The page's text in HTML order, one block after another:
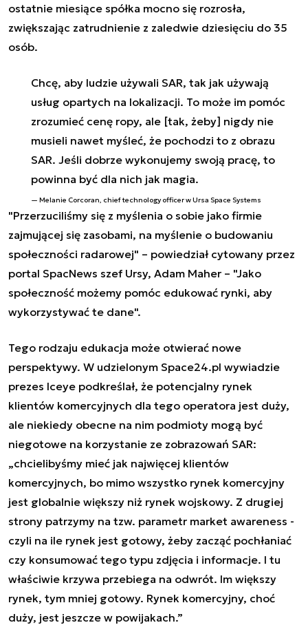
ostatnie miesiące spółka mocno się rozrosła,
zwiększając zatrudnienie z zaledwie dziesięciu do 35
osób.
Chcę, aby ludzie używali SAR, tak jak używają
usług opartych na lokalizacji. To może im pomóc
zrozumieć cenę ropy, ale [tak, żeby] nigdy nie
musieli nawet myśleć, że pochodzi to z obrazu
SAR. Jeśli dobrze wykonujemy swoją pracę, to
powinna być dla nich jak magia.
Melanie Corcoran, chief technology officer w Ursa Space Systems
"Przerzuciliśmy się z myślenia o sobie jako firmie
zajmującej się zasobami, na myślenie o budowaniu
społeczności radarowej" – powiedział cytowany przez
portal SpacNews szef Ursy, Adam Maher – "Jako
społeczność możemy pomóc edukować rynki, aby
wykorzystywać te dane".
Tego rodzaju edukacja może otwierać nowe
perspektywy. W udzielonym Space24.pl wywiadzie
prezes Iceye podkreślał, że potencjalny rynek
klientów komercyjnych dla tego operatora jest duży,
ale niekiedy obecne na nim podmioty mogą być
niegotowe na korzystanie ze zobrazowań SAR:
„chcielibyśmy mieć jak najwięcej klientów
komercyjnych, bo mimo wszystko rynek komercyjny
jest globalnie większy niż rynek wojskowy. Z drugiej
strony patrzymy na tzw. parametr market awareness -
czyli na ile rynek jest gotowy, żeby zacząć pochłaniać
czy konsumować tego typu zdjęcia i informacje. I tu
właściwie krzywa przebiega na odwrót. Im większy
rynek, tym mniej gotowy. Rynek komercyjny, choć
duży, jest jeszcze w powijakach.”